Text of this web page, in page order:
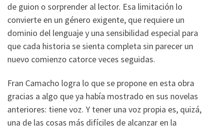
de guion o sorprender al lector. Esa limitación lo
convierte en un género exigente, que requiere un
dominio del lenguaje y una sensibilidad especial para
que cada historia se sienta completa sin parecer un
nuevo comienzo catorce veces seguidas.
Fran Camacho logra lo que se propone en esta obra
gracias a algo que ya había mostrado en sus novelas
anteriores: tiene voz. Y tener una voz propia es, quizá,
una de las cosas más difíciles de alcanzar en la